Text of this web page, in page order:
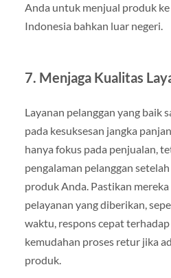
Anda untuk menjual produk
Indonesia bahkan luar negeri.
7. Menjaga Kualitas
Layanan pelanggan yang baik
pada kesuksesan jangka
hanya fokus pada penjualan,
pengalaman pelanggan
produk Anda. Pastikan
pelayanan yang diberikan,
waktu, respons cepat
kemudahan proses retur jika
produk.